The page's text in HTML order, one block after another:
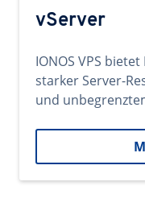
vServer
IONOS VPS
starker Server-
und